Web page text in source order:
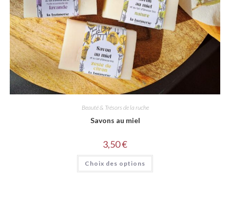
Beauté & Trésors de la ruche
Savons au miel
3,50€
Choix des options